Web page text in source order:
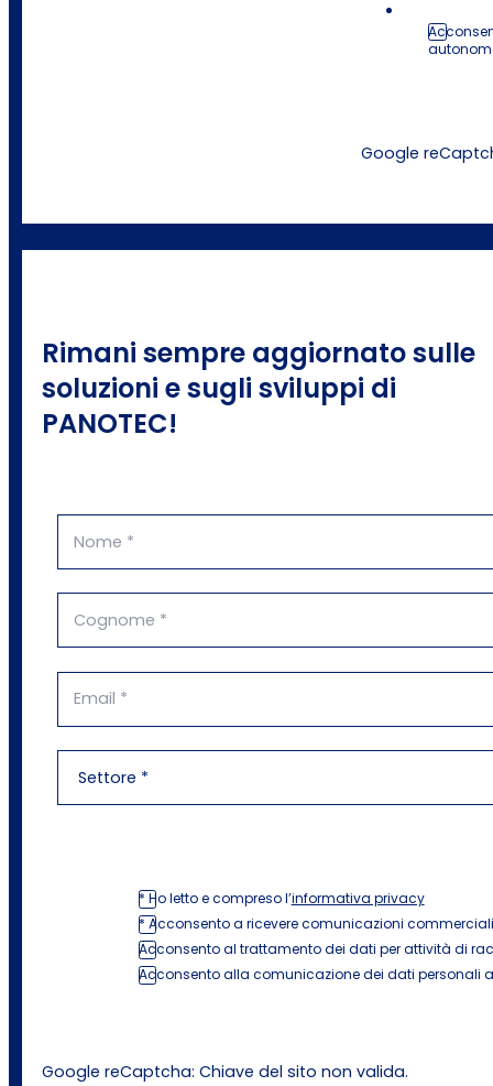
Google
Rimani sempre aggiornato sulle
soluzioni e sugli sviluppi di
PANOTEC!
* Ho letto e compreso l’informativa privacy
* Acconsento a ricevere comunicazioni
Acconsento al trattamento dei dati per attività di
Acconsento alla comunicazione dei dati personali
Google reCaptcha: Chiave del sito non valida.